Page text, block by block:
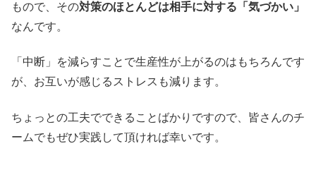
もので、その対策のほとんどは相手に対する「気づかい」
なんです。
「中断」を減らすことで生産性が上がるのはもちろんです
が、お互いが感じるストレスも減ります。
ちょっとの工夫でできることばかりですので、皆さんのチ
ームでもぜひ実践して頂ければ幸いです。